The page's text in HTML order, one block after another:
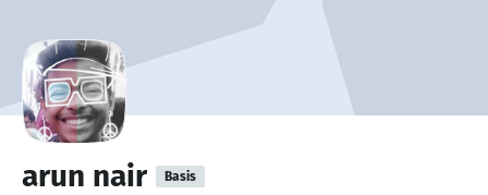
arun nair Basis